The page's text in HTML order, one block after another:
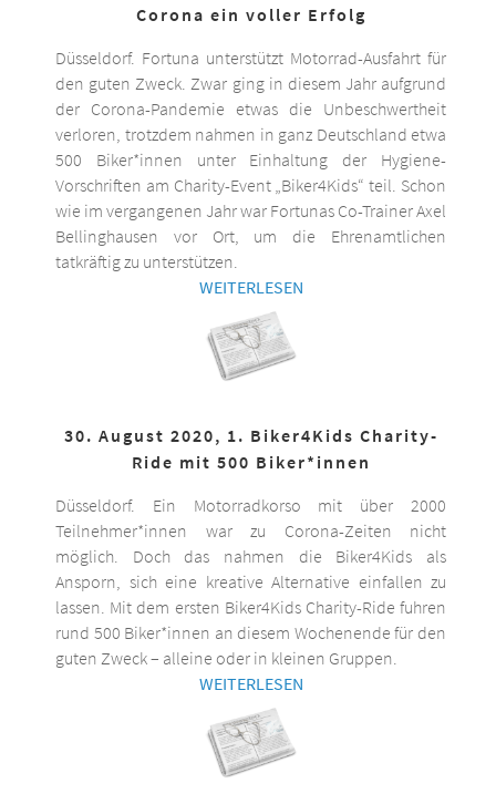
Corona ein voller Erfolg
Düsseldorf. Fortuna unterstützt Motorrad-Ausfahrt für
den guten Zweck. Zwar ging in diesem Jahr aufgrund
der Corona-Pandemie etwas die Unbeschwertheit
verloren, trotzdem nahmen in ganz Deutschland etwa
500 Biker*innen unter Einhaltung der Hygiene-
Vorschriften am Charity-Event „Biker4Kids“ teil. Schon
wie im vergangenen Jahr war Fortunas Co-Trainer Axel
Bellinghausen vor Ort, um die Ehrenamtlichen
tatkräftig zu unterstützen.
WEITERLESEN
30. August 2020, 1. Biker4Kids Charity-
Ride mit 500 Biker*innen
Düsseldorf. Ein Motorradkorso mit über 2000
Teilnehmer*innen war zu Corona-Zeiten nicht
möglich. Doch das nahmen die Biker4Kids als
Ansporn, sich eine kreative Alternative einfallen zu
lassen. Mit dem ersten Biker4Kids Charity-Ride fuhren
rund 500 Biker*innen an diesem Wochenende für den
guten Zweck – alleine oder in kleinen Gruppen.
WEITERLESEN